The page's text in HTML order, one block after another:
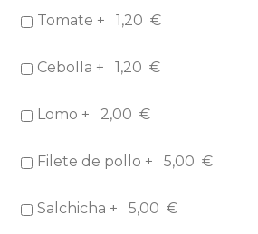
Tomate + 1,20 €
Cebolla + 1,20 €
Lomo + 2,00 €
Filete de pollo + 5,00 €
Salchicha + 5,00 €